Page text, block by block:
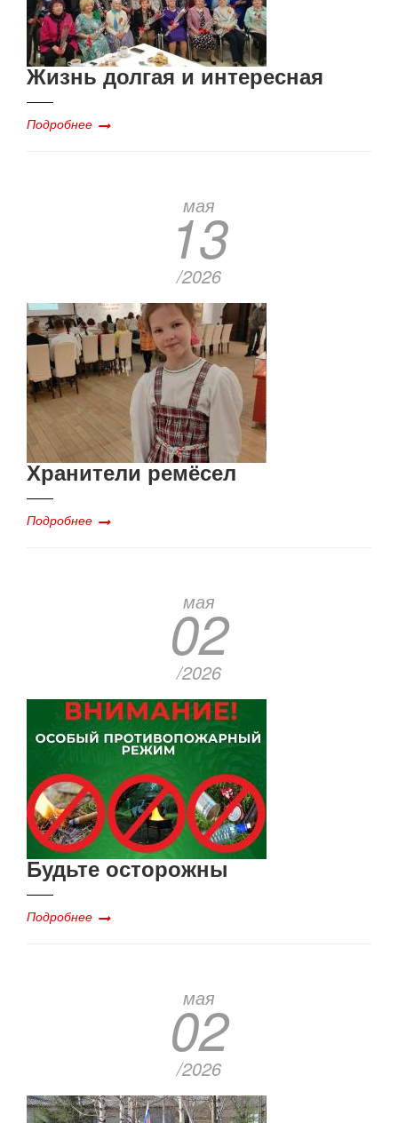
Жизнь долгая и интересная
Подробнее
мая
13
/2026
Хранители ремёсел
Подробнее
мая
02
/2026
Будьте осторожны
Подробнее
мая
02
/2026